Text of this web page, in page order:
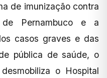
de imunização contra
Pernambuco e a
casos graves e das
pública de saúde, o
o Hospital